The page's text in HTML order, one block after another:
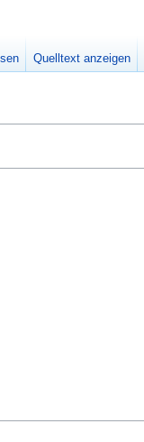
Quelltext anzeigen